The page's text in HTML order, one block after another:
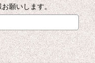
願いします。